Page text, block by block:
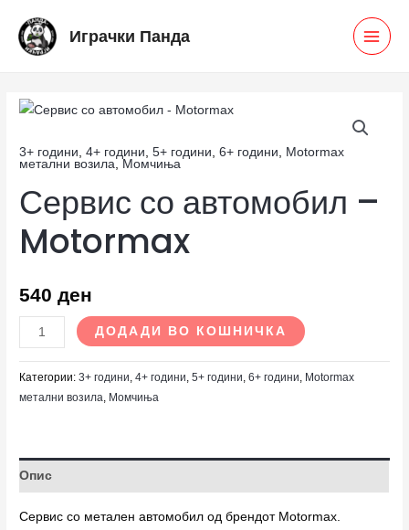
content
Играчки Панда
3+ години,4+ години,5+ години,6+ години, Motormax
метални возила, Момчиња
Сервис со автомобил –
Motormax
540ден
Сервис
автомобил
Motormax
количина
ДОДАДИ ВО КОШНИЧКА
Категории:3+ години,4+ години,5+ години,6+ години, Motormax
метални возила, Момчиња
Опис
Сервис со метален автомобил од брендот Motormax.